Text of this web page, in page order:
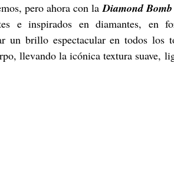
pero ahora con la Diamond
un brillo espectacular en todos los
llevando la icónica textura suave,